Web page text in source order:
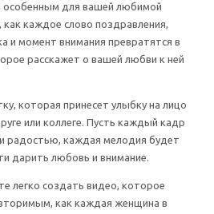
особенным для вашей любимой
каждое слово поздравления,
и момент внимания превратятся в
расскажет о вашей любви к ней
которая принесет улыбку на лицо
или коллеге. Пусть каждый кадр
радостью, каждая мелодия будет
дарить любовь и внимание.
легко создать видео, которое
как каждая женщина в